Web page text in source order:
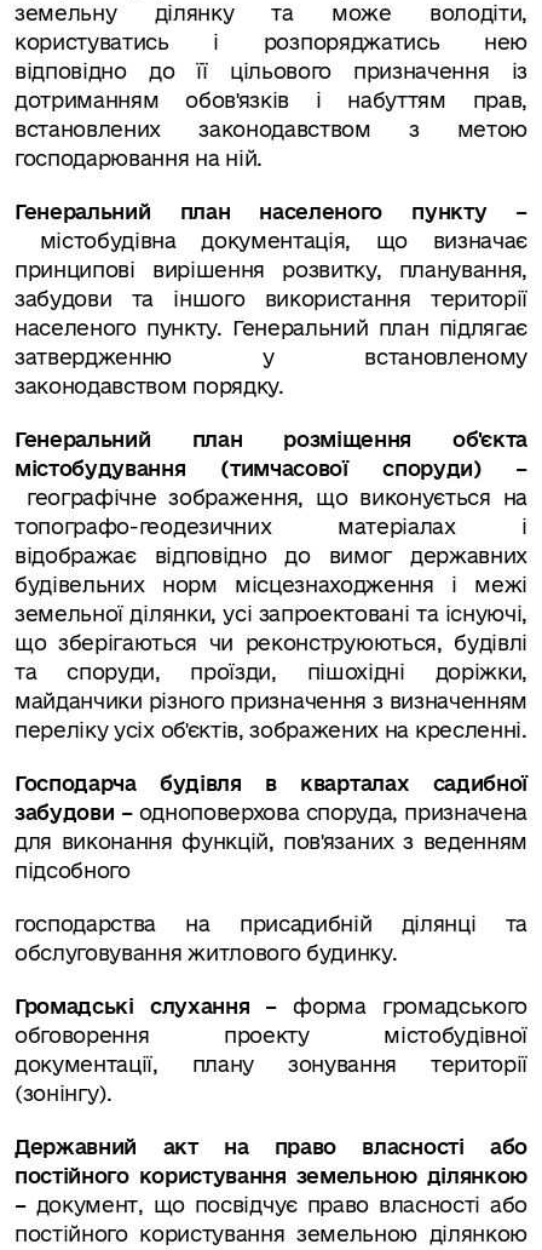
земельну ділянку та може володіти,
користуватись і розпоряджатись нею
відповідно до її цільового призначення із
дотриманням обов'язків і набуттям прав,
встановлених законодавством з метою
господарювання на ній.
Генеральний план населеного пункту –
містобудівна документація, що визначає
принципові вирішення розвитку, планування,
забудови та іншого використання території
населеного пункту. Генеральний план підлягає
затвердженню у встановленому
законодавством порядку.
Генеральний план розміщення об'єкта
містобудування (тимчасової споруди) –
географічне зображення, що виконується на
топографо-геодезичних матеріалах і
відображає відповідно до вимог державних
будівельних норм місцезнаходження і межі
земельної ділянки, усі запроектовані та існуючі,
що зберігаються чи реконструюються, будівлі
та споруди, проїзди, пішохідні доріжки,
майданчики різного призначення з визначенням
переліку усіх об'єктів, зображених на кресленні.
Господарча будівля в кварталах садибної
забудови – одноповерхова споруда, призначена
для виконання функцій, пов'язаних з веденням
підсобного
господарства на присадибній ділянці та
обслуговування житлового будинку.
Громадські слухання –форма громадського
обговорення проекту містобудівної
документації, плану зонування території
(зонінгу).
Державний акт на право власності або
постійного користування земельною ділянкою
– документ, що посвідчує право власності або
постійного користування земельною ділянкою